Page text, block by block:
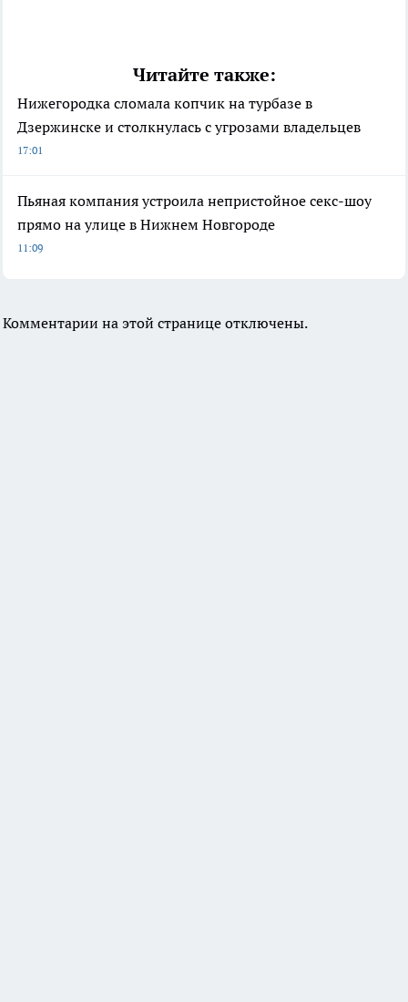
Читайте также:
Нижегородка сломала копчик на турбазе в
Дзержинске и столкнулась с угрозами владельцев
17:01
Пьяная компания устроила непристойное секс-шоу
прямо на улице в Нижнем Новгороде
11:09
Комментарии на этой странице отключены.